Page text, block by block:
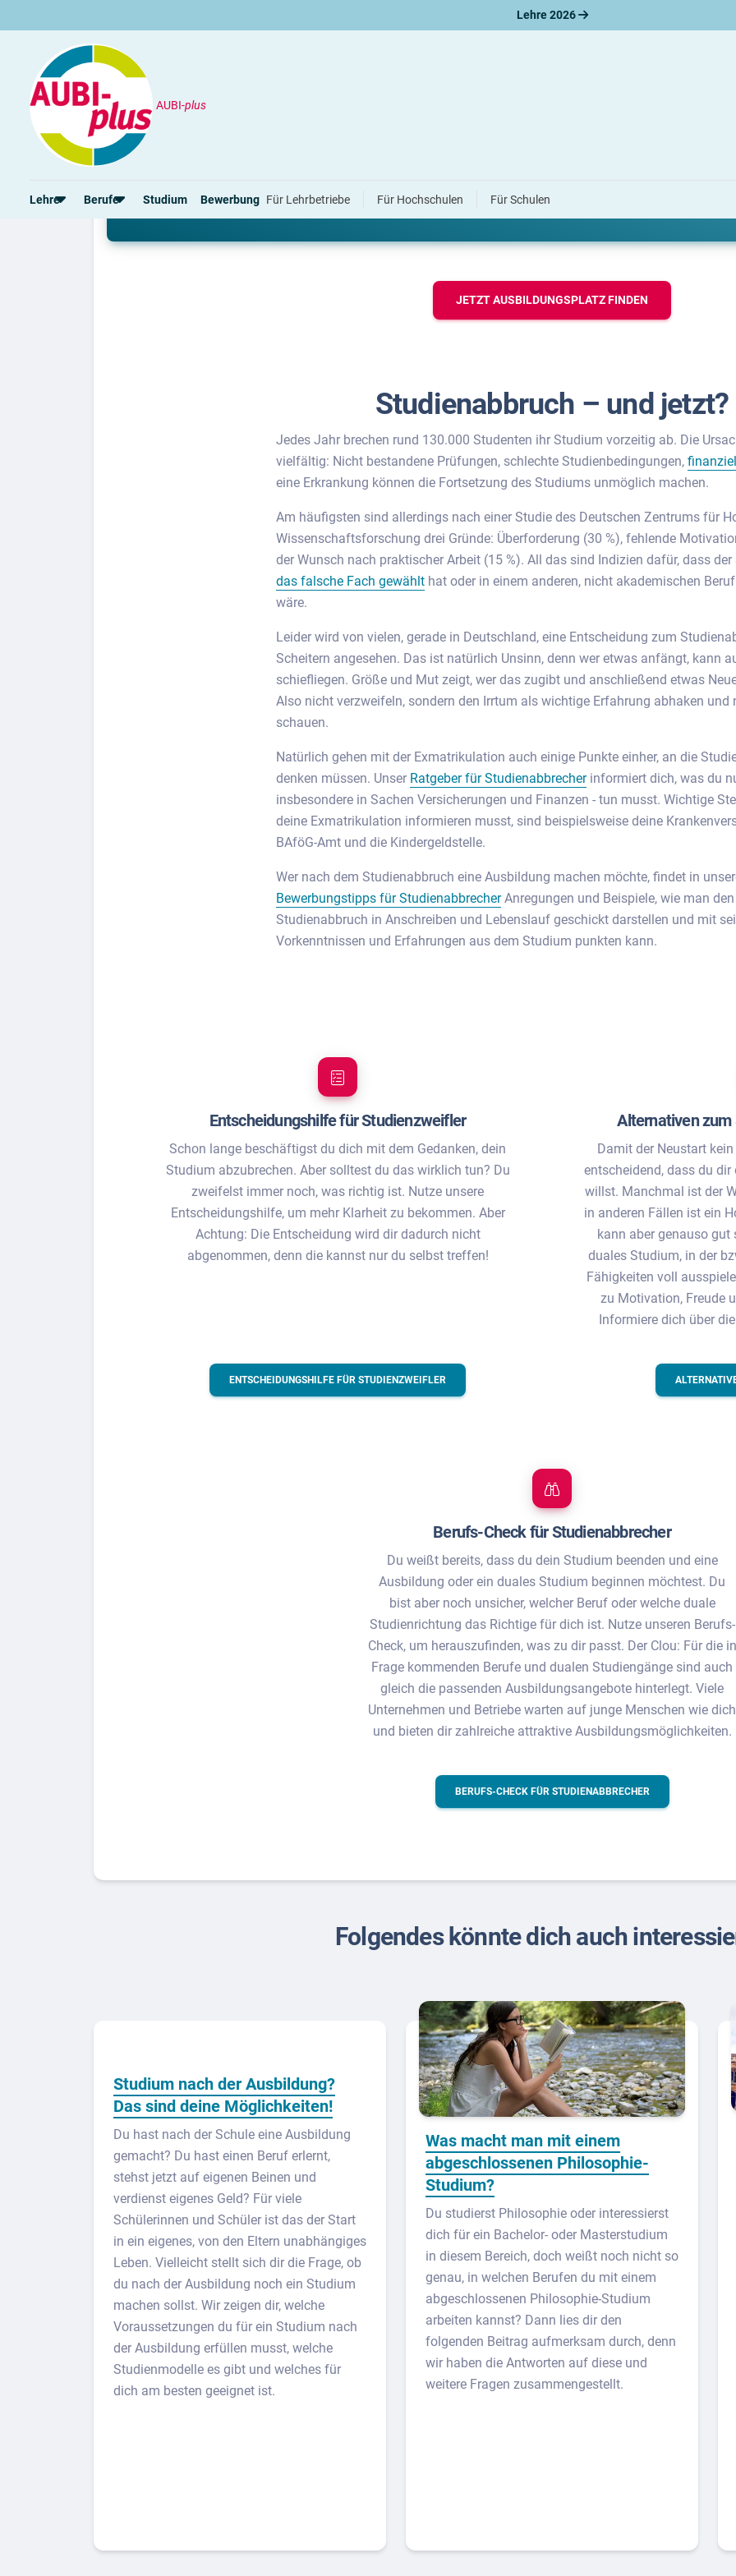
Lehre 2026
AUBI-plus
Lehre Berufe Studium Bewerbung Für Lehrbetriebe Für Hochschulen Für Schulen
Studium
Ein Studium ist nicht das Richtige für dich? Es existieren viele Alternativen. Unsere Hilfestellungen
JETZT AUSBILDUNGSPLATZ FINDEN
Studienabbruch – und jetzt?
Jedes Jahr brechen rund 130.000 Studenten ihr Studium vorzeitig ab. Die
vielfältig: Nicht bestandene Prüfungen, schlechte Studienbedingungen,
eine Erkrankung können die Fortsetzung des Studiums unmöglich machen.
Am häufigsten sind allerdings nach einer Studie des Deutschen Zentrums für
Wissenschaftsforschung drei Gründe: Überforderung (30 %), fehlende
der Wunsch nach praktischer Arbeit (15 %). All das sind Indizien dafür, dass der
das falsche Fach gewählt hat oder in einem anderen, nicht akademischen
wäre.
Leider wird von vielen, gerade in Deutschland, eine Entscheidung zum
Scheitern angesehen. Das ist natürlich Unsinn, denn wer etwas anfängt, kann
schiefliegen. Größe und Mut zeigt, wer das zugibt und anschließend etwas
Also nicht verzweifeln, sondern den Irrtum als wichtige Erfahrung abhaken und
schauen.
Natürlich gehen mit der Exmatrikulation auch einige Punkte einher, an die
denken müssen. Unser Ratgeber für Studienabbrecherinformiert dich, was du
insbesondere in Sachen Versicherungen und Finanzen - tun musst. Wichtige
deine Exmatrikulation informieren musst, sind beispielsweise deine
BAföG-Amt und die Kindergeldstelle.
Wer nach dem Studienabbruch eine Ausbildung machen möchte, findet in
Bewerbungstipps für StudienabbrecherAnregungen und Beispiele, wie man den
Studienabbruch in Anschreiben und Lebenslauf geschickt darstellen und mit
Vorkenntnissen und Erfahrungen aus dem Studium punkten kann.
Entscheidungshilfe für Studienzweifler
Schon lange beschäftigst du dich mit dem Gedanken, dein
Studium abzubrechen. Aber solltest du das wirklich tun? Du
zweifelst immer noch, was richtig ist. Nutze unsere
Entscheidungshilfe, um mehr Klarheit zu bekommen. Aber
Achtung: Die Entscheidung wird dir dadurch nicht
abgenommen, denn die kannst nur du selbst treffen!
ENTSCHEIDUNGSHILFE FÜR STUDIENZWEIFLER
Alternativen
Damit der Neustart
entscheidend, dass du
willst. Manchmal ist der
in anderen Fällen ist ein
kann aber genauso gut
duales Studium, in der
Fähigkeiten voll
zu Motivation, Freude
Informiere dich über
Berufs-Check für Studienabbrecher
Du weißt bereits, dass du dein Studium beenden und eine
Ausbildung oder ein duales Studium beginnen möchtest. Du
bist aber noch unsicher, welcher Beruf oder welche duale
Studienrichtung das Richtige für dich ist. Nutze unseren Berufs-
Check, um herauszufinden, was zu dir passt. Der Clou: Für die in
Frage kommenden Berufe und dualen Studiengänge sind auch
gleich die passenden Ausbildungsangebote hinterlegt. Viele
Unternehmen und Betriebe warten auf junge Menschen wie dich
und bieten dir zahlreiche attraktive Ausbildungsmöglichkeiten.
BERUFS-CHECK FÜR STUDIENABBRECHER
Folgendes könnte dich auch
Studium nach der Ausbildung?
Das sind deine Möglichkeiten!
Du hast nach der Schule eine Ausbildung
gemacht? Du hast einen Beruf erlernt,
stehst jetzt auf eigenen Beinen und
verdienst eigenes Geld? Für viele
Schülerinnen und Schüler ist das der Start
in ein eigenes, von den Eltern unabhängiges
Leben. Vielleicht stellt sich dir die Frage, ob
du nach der Ausbildung noch ein Studium
machen sollst. Wir zeigen dir, welche
Voraussetzungen du für ein Studium nach
der Ausbildung erfüllen musst, welche
Studienmodelle es gibt und welches für
dich am besten geeignet ist.
Was macht man mit einem
abgeschlossenen Philosophie-
Studium?
Du studierst Philosophie oder interessierst
dich für ein Bachelor- oder Masterstudium
in diesem Bereich, doch weißt noch nicht so
genau, in welchen Berufen du mit einem
abgeschlossenen Philosophie-Studium
arbeiten kannst? Dann lies dir den
folgenden Beitrag aufmerksam durch, denn
wir haben die Antworten auf diese und
weitere Fragen zusammengestellt.